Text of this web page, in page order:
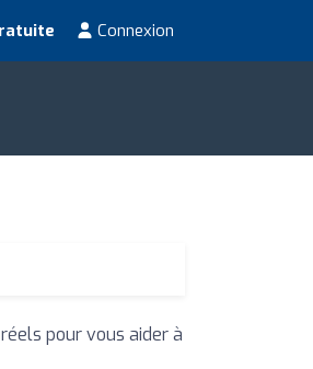
Connexion
pour vous aider à